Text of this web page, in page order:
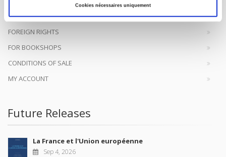
Cookies nécessaires uniquement
CONTACTS
FOREIGN RIGHTS
FOR BOOKSHOPS
CONDITIONS OF SALE
MY ACCOUNT
Future Releases
La France et l'Union européenne
Sep 4, 2026